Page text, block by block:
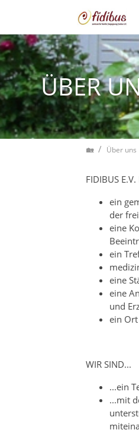
Zum Inhalt springen
ÜBER
HomeÜber uns
FIDIBUS E.V.
ein
der
eine
ein
eine
eine
und
ein
WIR SIND...
...ein
...mit